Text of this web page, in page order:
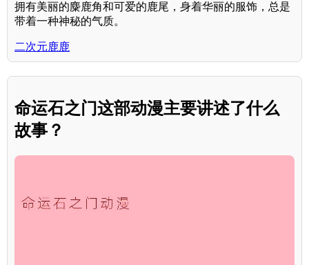
拥有美丽的麋鹿角和可爱的鹿尾，身着华丽的服饰，总是
带着一种神秘的气质。
二次元鹿鹿
命运石之门这部动漫主要讲述了什么
故事？